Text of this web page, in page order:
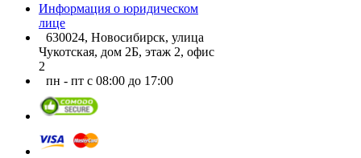
Информация о юридическом
лице
630024, Новосибирск, улица
Чукотская, дом 2Б, этаж 2, офис
2
пн - пт с 08:00 до 17:00